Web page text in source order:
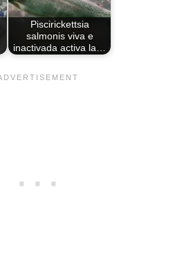
Piscirickettsia
salmonis viva e
inactivada activa la…